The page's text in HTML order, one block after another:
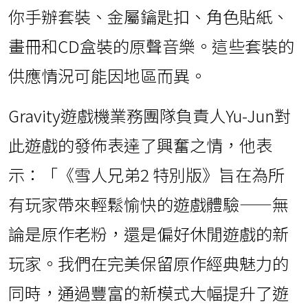
你手辦套裝、金屬鑰匙扣、角色貼紙、
畫冊和CD盒裝的原聲音樂。這些套裝的
供應情況可能因地區而異。
Gravity遊戲機業務團隊負責人Yu-Jun對
此遊戲的發佈表達了興奮之情，他表
示：「《雪人兄弟2 特別版》旨在為所
有玩家帶來輕鬆愉快的遊戲體驗——無
論是原作老粉，還是偏好休閒遊戲的新
玩家。我們在完美保留原作經典魅力的
同時，通過豐富的新模式大幅提升了遊